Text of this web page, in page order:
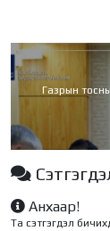
Газрын
Анхаар!
Та сэтгэгдэл